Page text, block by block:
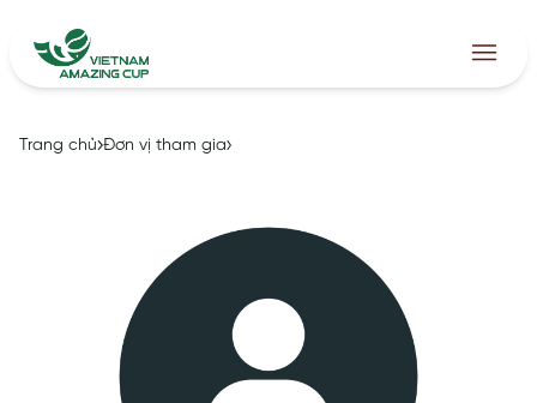
Trang chủ Đơn vị tham gia